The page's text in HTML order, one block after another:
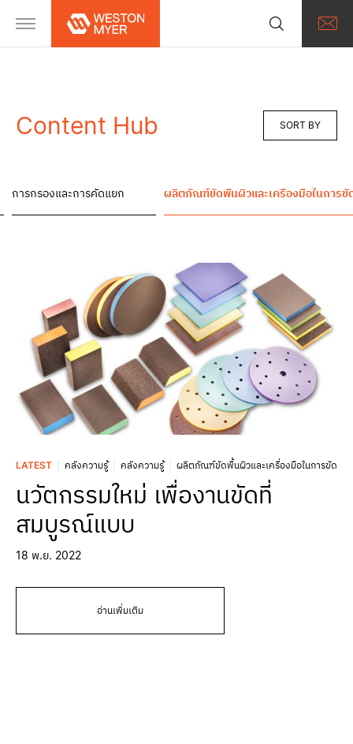
Content Hub SORT BY
การกรองและการคัดแยก ผลิตภัณฑ์ขัดพื้นผิวและเครื่องมือในการขั
LATEST คลังความรู้ คลังความรู้ ผลิตภัณฑ์ขัดพื้นผิวและเครื่องมือในการขัด
นวัตกรรมใหม่ เพื่องานขัดที่
สมบูรณ์แบบ
18 พ.ย. 2022
อ่านเพิ่มเติม